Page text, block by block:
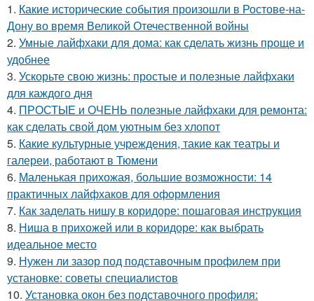
1. Какие исторические события произошли в Ростове-на-
Дону во время Великой Отечественной войны
2. Умные лайфхаки для дома: как сделать жизнь проще и
удобнее
3. Ускорьте свою жизнь: простые и полезные лайфхаки
для каждого дня
4. ПРОСТЫЕ и ОЧЕНЬ полезные лайфхаки для ремонта:
как сделать свой дом уютным без хлопот
5. Какие культурные учреждения, такие как театры и
галереи, работают в Тюмени
6. Маленькая прихожая, большие возможности: 14
практичных лайфхаков для оформления
7. Как заделать нишу в коридоре: пошаговая инструкция
8. Ниша в прихожей или в коридоре: как выбрать
идеальное место
9. Нужен ли зазор под подставочным профилем при
установке: советы специалистов
10. Установка окон без подставочного профиля: